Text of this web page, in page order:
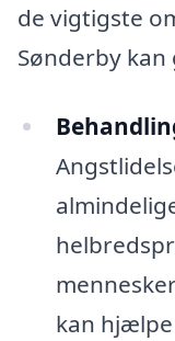
de vigtigste
Sønderby
kan